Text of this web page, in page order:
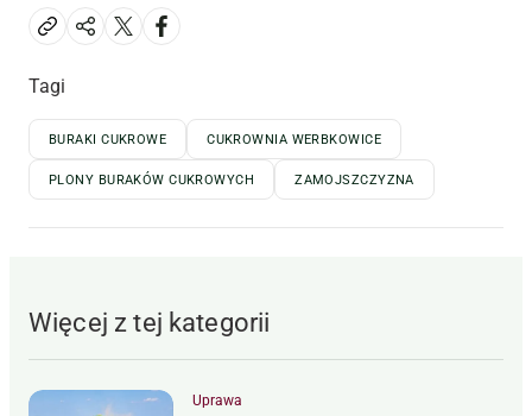
Tagi
BURAKI CUKROWE CUKROWNIA WERBKOWICE
PLONY BURAKÓW CUKROWYCH ZAMOJSZCZYZNA
Więcej z tej kategorii
Uprawa